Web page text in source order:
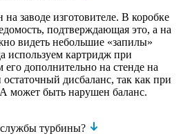
заводе изготовителе. В коробке
подтверждающая это, а на
видеть небольшие «запилы»
используем картридж при
его дополнительно на стенде на
остаточный дисбаланс, так как при
может быть нарушен баланс.
турбины?